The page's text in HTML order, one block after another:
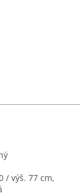
/ výš. 77 cm,